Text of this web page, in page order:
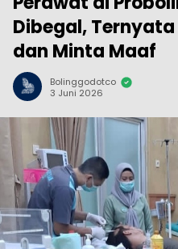
Dibegal,
dan Minta Maaf
Bolinggodotco
3 Juni 2026